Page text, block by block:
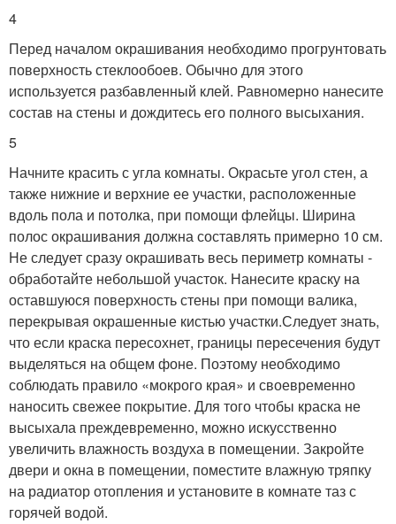
4
Перед началом окрашивания необходимо прогрунтовать
поверхность стеклообоев. Обычно для этого
используется разбавленный клей. Равномерно нанесите
состав на стены и дождитесь его полного высыхания.
5
Начните красить с угла комнаты. Окрасьте угол стен, а
также нижние и верхние ее участки, расположенные
вдоль пола и потолка, при помощи флейцы. Ширина
полос окрашивания должна составлять примерно 10 см.
Не следует сразу окрашивать весь периметр комнаты -
обработайте небольшой участок. Нанесите краску на
оставшуюся поверхность стены при помощи валика,
перекрывая окрашенные кистью участки.Следует знать,
что если краска пересохнет, границы пересечения будут
выделяться на общем фоне. Поэтому необходимо
соблюдать правило «мокрого края» и своевременно
наносить свежее покрытие. Для того чтобы краска не
высыхала преждевременно, можно искусственно
увеличить влажность воздуха в помещении. Закройте
двери и окна в помещении, поместите влажную тряпку
на радиатор отопления и установите в комнате таз с
горячей водой.